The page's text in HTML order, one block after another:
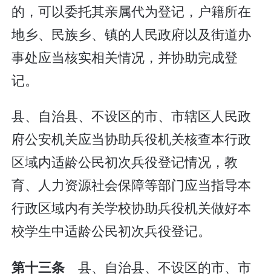
的，可以委托其亲属代为登记，户籍所在
地乡、民族乡、镇的人民政府以及街道办
事处应当核实相关情况，并协助完成登
记。
县、自治县、不设区的市、市辖区人民政
府公安机关应当协助兵役机关核查本行政
区域内适龄公民初次兵役登记情况，教
育、人力资源社会保障等部门应当指导本
行政区域内有关学校协助兵役机关做好本
校学生中适龄公民初次兵役登记。
第十三条县、自治县、不设区的市、市